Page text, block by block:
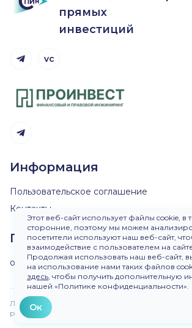
Этот веб-сайт использует файлы cookie, в
сторонние, поэтому мы можем
посетители используют наш веб-сайт,
взаимодействие с пользователем на
Продолжая использовать наш веб-сайт,
на использование нами таких файлов
здесь, чтобы получить дополнительную
нашей «Политике конфиденциальности».
Ок
прямых
инвестиций
Telegram канал
vc
Telegram канал
Информация
Пользовательское соглашение
Контакты
Пишите нам
ok@dirinvest.ru
Любое использование материалов сайта без
разрешения запрещено.